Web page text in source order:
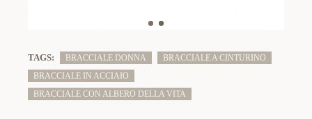
TAGS: BRACCIALE DONNA
BRACCIALE A CINTURINO
BRACCIALE IN ACCIAIO
BRACCIALE CON ALBERO DELLA VITA